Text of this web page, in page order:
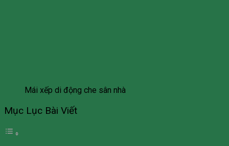
Mái xếp di động che sân nhà
Mục Lục Bài Viết